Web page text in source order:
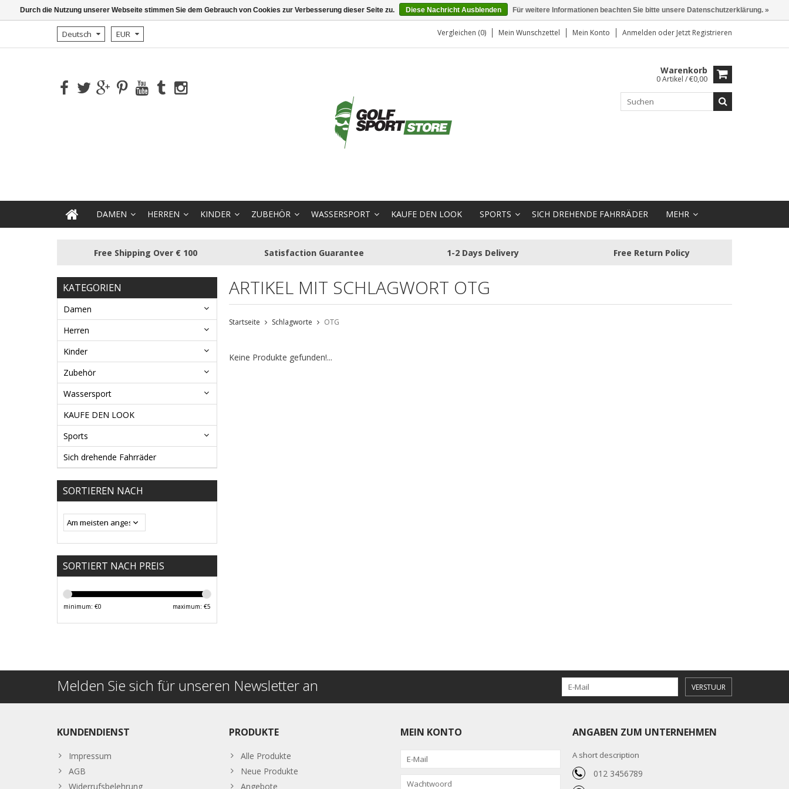
Deutsch EUR Vergleichen (0) Mein Wunschzettel Mein Konto Anmelden oder Jetzt Registrieren
Warenkorb
0 Artikel / €0,00
DAMEN HERREN KINDER ZUBEHÖR WASSERSPORT KAUFE DEN LOOK SPORTS SICH DREHENDE FAHRRÄDER MEHR
Free Shipping Over € 100 Satisfaction Guarantee 1-2 Days Delivery Free Return Policy
KATEGORIEN
Damen
Herren
Kinder
Zubehör
Wassersport
KAUFE DEN LOOK
Sports
Sich drehende Fahrräder
SORTIEREN NACH
SORTIERT NACH PREIS
minimum: €0 maximum: €5
ARTIKEL MIT SCHLAGWORT OTG
Startseite Schlagworte OTG
Keine Produkte gefunden!...
Melden Sie sich für unseren Newsletter an VERSTUUR
KUNDENDIENST
Impressum
AGB
Widerrufsbelehrung
PRODUKTE
Alle Produkte
Neue Produkte
Angebote
MEIN KONTO ANGABEN ZUM UNTERNEHMEN
A short description
012 3456789
Durch die Nutzung unserer Webseite stimmen Sie dem Gebrauch von Cookies zur Verbesserung dieser Seite zu. Diese Nachricht Ausblenden Für weitere Informationen beachten Sie bitte unsere Datenschutzerklärung. »